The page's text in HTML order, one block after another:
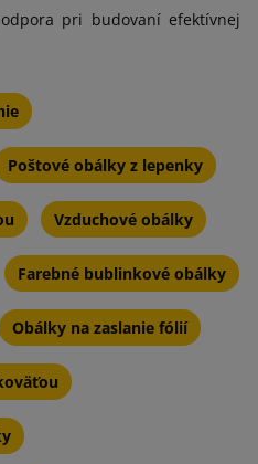
pri budovaní efektívnej
Poštové obálky z lepenky
Vzduchové obálky
Farebné bublinkové obálky
Obálky na zaslanie fólií